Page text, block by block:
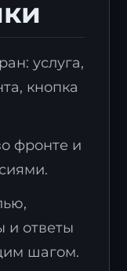
услуга,
кнопка
фронте и
и ответы
шагом.